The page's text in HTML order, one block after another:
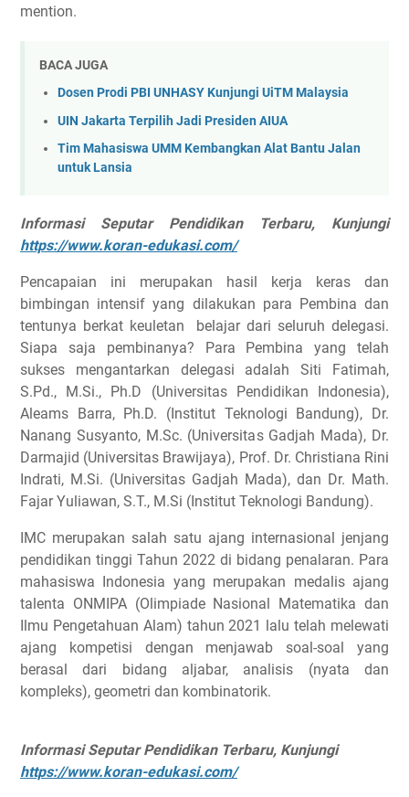
mention.
BACA JUGA
Dosen Prodi PBI UNHASY Kunjungi UiTM Malaysia
UIN Jakarta Terpilih Jadi Presiden AIUA
Tim Mahasiswa UMM Kembangkan Alat Bantu Jalan
untuk Lansia
Informasi Seputar Pendidikan Terbaru, Kunjungi
https://www.koran-edukasi.com/
Pencapaian ini merupakan hasil kerja keras dan
bimbingan intensif yang dilakukan para Pembina dan
tentunya berkat keuletan belajar dari seluruh delegasi.
Siapa saja pembinanya? Para Pembina yang telah
sukses mengantarkan delegasi adalah Siti Fatimah,
S.Pd., M.Si., Ph.D (Universitas Pendidikan Indonesia),
Aleams Barra, Ph.D. (Institut Teknologi Bandung), Dr.
Nanang Susyanto, M.Sc. (Universitas Gadjah Mada), Dr.
Darmajid (Universitas Brawijaya), Prof. Dr. Christiana Rini
Indrati, M.Si. (Universitas Gadjah Mada), dan Dr. Math.
Fajar Yuliawan, S.T., M.Si (Institut Teknologi Bandung).
IMC merupakan salah satu ajang internasional jenjang
pendidikan tinggi Tahun 2022 di bidang penalaran. Para
mahasiswa Indonesia yang merupakan medalis ajang
talenta ONMIPA (Olimpiade Nasional Matematika dan
Ilmu Pengetahuan Alam) tahun 2021 lalu telah melewati
ajang kompetisi dengan menjawab soal-soal yang
berasal dari bidang aljabar, analisis (nyata dan
kompleks), geometri dan kombinatorik.
Informasi Seputar Pendidikan Terbaru, Kunjungi
https://www.koran-edukasi.com/